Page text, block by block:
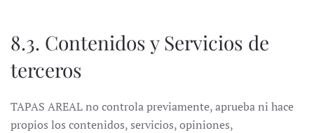
8.3. Contenidos y Servicios de
terceros
TAPAS AREAL no controla previamente, aprueba ni hace
propios los contenidos, servicios, opiniones,